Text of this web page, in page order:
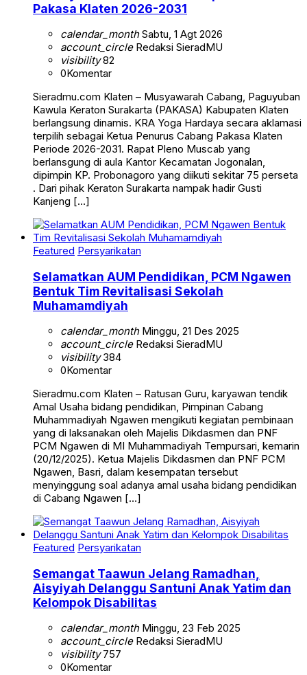
Pakasa Klaten 2026-2031
calendar_monthSabtu, 1 Agt 2026
account_circleRedaksi SieradMU
visibility82
0Komentar
Sieradmu.com Klaten – Musyawarah Cabang, Paguyuban
Kawula Keraton Surakarta (PAKASA) Kabupaten Klaten
berlangsung dinamis. KRA Yoga Hardaya secara aklamasi
terpilih sebagai Ketua Penurus Cabang Pakasa Klaten
Periode 2026-2031. Rapat Pleno Muscab yang
berlansgung di aula Kantor Kecamatan Jogonalan,
dipimpin KP. Probonagoro yang diikuti sekitar 75 perseta
. Dari pihak Keraton Surakarta nampak hadir Gusti
Kanjeng […]
Featured Persyarikatan
Selamatkan AUM Pendidikan, PCM Ngawen
Bentuk Tim Revitalisasi Sekolah
Muhamamdiyah
calendar_monthMinggu, 21 Des 2025
account_circleRedaksi SieradMU
visibility384
0Komentar
Sieradmu.com Klaten – Ratusan Guru, karyawan tendik
Amal Usaha bidang pendidikan, Pimpinan Cabang
Muhammadiyah Ngawen mengikuti kegiatan pembinaan
yang di laksanakan oleh Majelis Dikdasmen dan PNF
PCM Ngawen di MI Muhammadiyah Tempursari, kemarin
(20/12/2025). Ketua Majelis Dikdasmen dan PNF PCM
Ngawen, Basri, dalam kesempatan tersebut
menyinggung soal adanya amal usaha bidang pendidikan
di Cabang Ngawen […]
Featured Persyarikatan
Semangat Taawun Jelang Ramadhan,
Aisyiyah Delanggu Santuni Anak Yatim dan
Kelompok Disabilitas
calendar_monthMinggu, 23 Feb 2025
account_circleRedaksi SieradMU
visibility757
0Komentar